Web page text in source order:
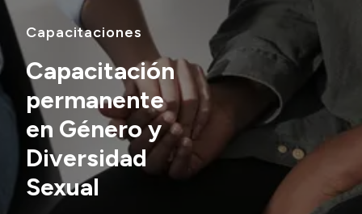
Consejos locales
Transparencia
Presupuesto
Boletín Oficial
Compras y licitaciones
Consulta de expedientes
Capacitaciones
Capacitación
permanente
en Género y
Diversidad
Sexual